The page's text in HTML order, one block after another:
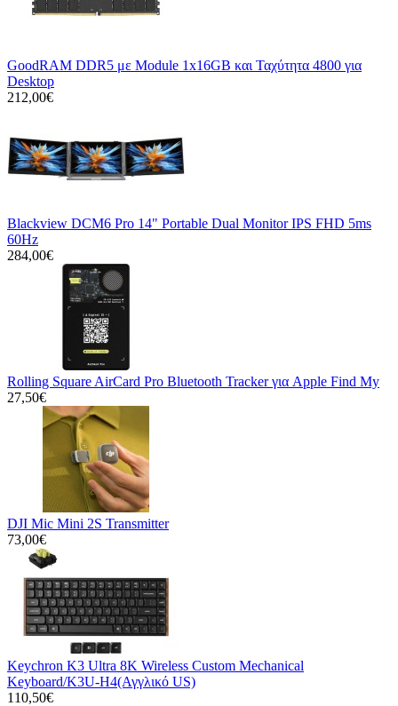
GoodRAM DDR5 με Module 1x16GB και Ταχύτητα 4800 για
Desktop
212,00€
Blackview DCM6 Pro 14" Portable Dual Monitor IPS FHD 5ms
60Hz
284,00€
Rolling Square AirCard Pro Bluetooth Tracker για Apple Find My
27,50€
DJI Mic Mini 2S Transmitter
73,00€
Keychron K3 Ultra 8K Wireless Custom Mechanical
Keyboard/K3U-H4(Αγγλικό US)
110,50€